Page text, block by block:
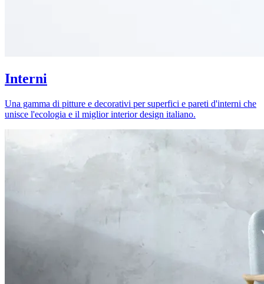
Interni
Una gamma di pitture e decorativi per superfici e pareti d'interni che
unisce l'ecologia e il miglior interior design italiano.